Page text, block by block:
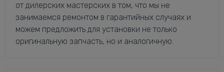
от дилерских мастерских в том, что мы не
занимаемся ремонтом в гарантийных случаях и
можем предложить для установки не только
оригинальную запчасть, но и аналогичную.